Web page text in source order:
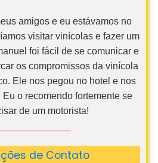
amigos e eu estávamos no
visitar vinícolas e fazer um
foi fácil de se comunicar e
os compromissos da vinícola
Ele nos pegou no hotel e nos
Eu o recomendo fortemente se
de um motorista!
de Contato